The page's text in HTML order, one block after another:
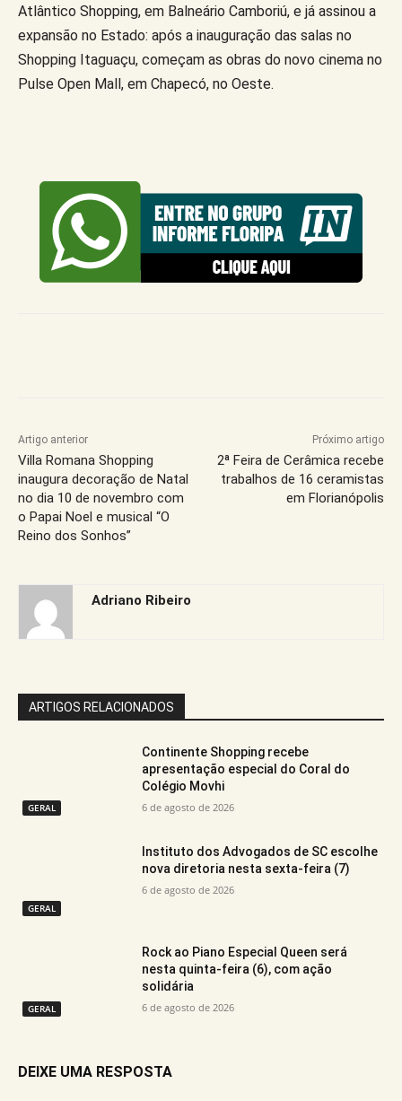
Atlântico Shopping, em Balneário Camboriú, e já assinou a
expansão no Estado: após a inauguração das salas no
Shopping Itaguaçu, começam as obras do novo cinema no
Pulse Open Mall, em Chapecó, no Oeste.
Artigo anterior
Villa Romana Shopping
inaugura decoração de Natal
no dia 10 de novembro com
o Papai Noel e musical “O
Reino dos Sonhos”
Próximo artigo
2ª Feira de Cerâmica recebe
trabalhos de 16 ceramistas
em Florianópolis
Adriano Ribeiro
ARTIGOS RELACIONADOS
GERAL
Continente Shopping recebe
apresentação especial do Coral do
Colégio Movhi
6 de agosto de 2026
GERAL
Instituto dos Advogados de SC escolhe
nova diretoria nesta sexta-feira (7)
6 de agosto de 2026
GERAL
Rock ao Piano Especial Queen será
nesta quinta-feira (6), com ação
solidária
6 de agosto de 2026
DEIXE UMA RESPOSTA